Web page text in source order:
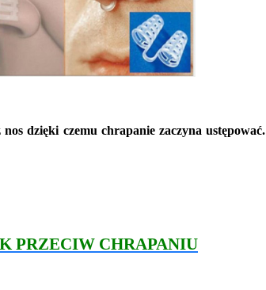
dzięki czemu chrapanie zaczyna ustępować.
PRZECIW CHRAPANIU